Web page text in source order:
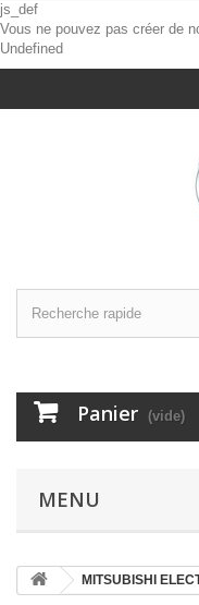
js_def
Vous ne pouvez pas créer de
Undefined
Panier (vide)
MENU
MITSUBISHI